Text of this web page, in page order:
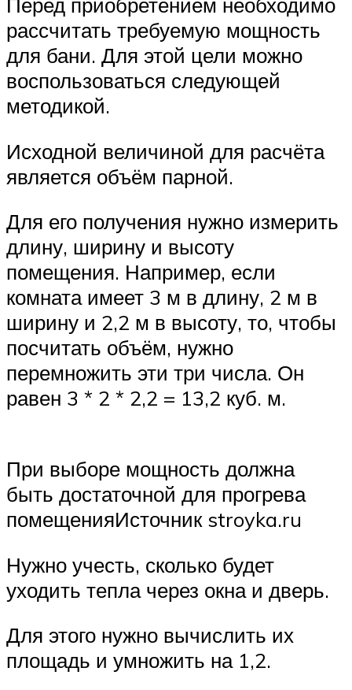
рассчитать требуемую мощность
для бани. Для этой цели можно
воспользоваться следующей
методикой.
Исходной величиной для расчёта
является объём парной.
Для его получения нужно измерить
длину, ширину и высоту
помещения. Например, если
комната имеет 3 м в длину, 2 м в
ширину и 2,2 м в высоту, то, чтобы
посчитать объём, нужно
перемножить эти три числа. Он
равен 3 * 2 * 2,2 = 13,2 куб. м.
При выборе мощность должна
быть достаточной для прогрева
помещенияИсточник stroyka.ru
Нужно учесть, сколько будет
уходить тепла через окна и дверь.
Для этого нужно вычислить их
площадь и умножить на 1,2.